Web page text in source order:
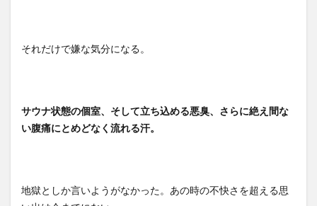
それだけで嫌な気分になる。
サウナ状態の個室、そして立ち込める悪臭、さらに絶え間な
い腹痛にとめどなく流れる汗。
地獄としか言いようがなかった。あの時の不快さを超える思